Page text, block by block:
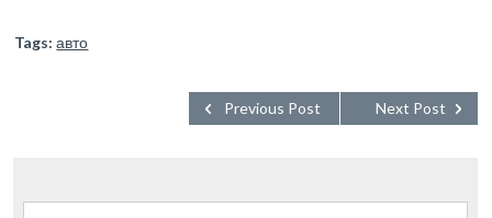
Tags: авто
Next Post
Previous Post
Найти: